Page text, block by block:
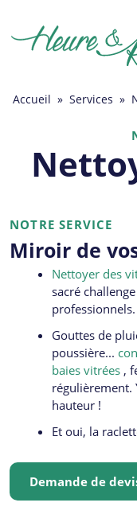
Accueil » Services »
NOTRE SERVICE
Miroir de
Nettoyer des
sacré
Gouttes de
poussière...
baies vitrées ,
régulièrement.
hauteur !
Et oui, la
Demande de